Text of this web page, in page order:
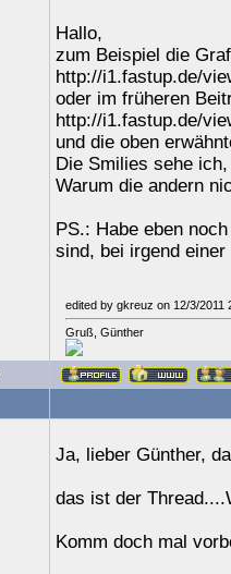
Hallo,
zum Beispiel die
http://i1.fastup.de/
oder im früheren
http://i1.fastup.de/
und die oben
Die Smilies sehe
Warum die andern
PS.: Habe eben
sind, bei irgend
edited by gkreuz on 12/3/2011
Gruß, Günther
Ja, lieber Günther,
das ist der
Komm doch mal